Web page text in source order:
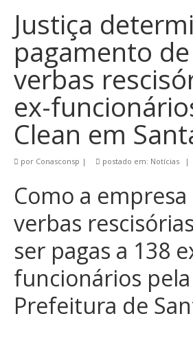
Justiça
pagamento de
verbas
ex-
Clean em
por Conasconsp | postado em: Notícias |
Como a
verbas
ser pagas a 138
funcionários pela
Prefeitura de